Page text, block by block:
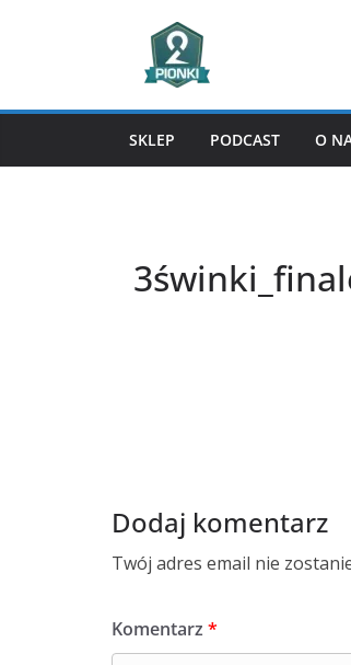
SKLEP PODCAST O
Dodaj komentarz
Twój adres email nie
Komentarz *